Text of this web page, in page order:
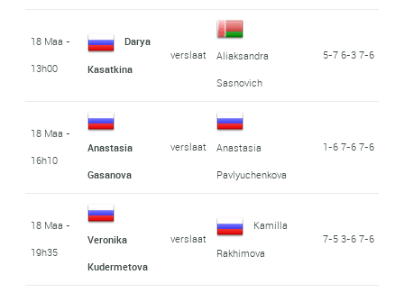
18 Maa -
13h00
Darya
Kasatkina
verslaat
Aliaksandra
Sasnovich
5-7 6-3 7-6
18 Maa -
16h10
Anastasia
Gasanova
verslaat
Anastasia
Pavlyuchenkova
1-6 7-6 7-6
18 Maa -
19h35
Veronika
Kudermetova
verslaat
Kamilla
Rakhimova
7-5 3-6 7-6